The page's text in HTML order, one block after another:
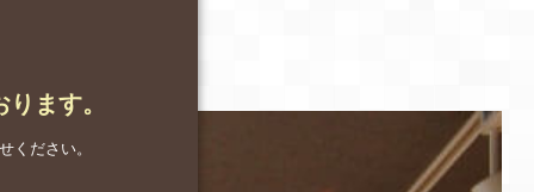
ます。
ください。